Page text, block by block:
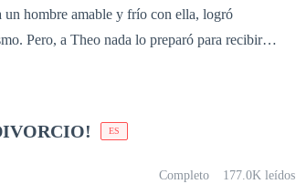
un hombre amable y frío con ella, logró
recibir
ve a Blanca como la única salvación. Solo
poniéndolo contra las cuerdas. ¿Las
ES
Completo 177.0K leídos